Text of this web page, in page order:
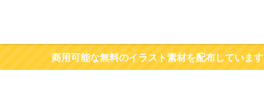
商用可能な無料のイラスト素材を配布しています